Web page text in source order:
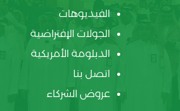
الفيديوهات
الجولات الإفتراضية
الدبلومة الأمريكية
اتصل بنا
عروض الشركاء